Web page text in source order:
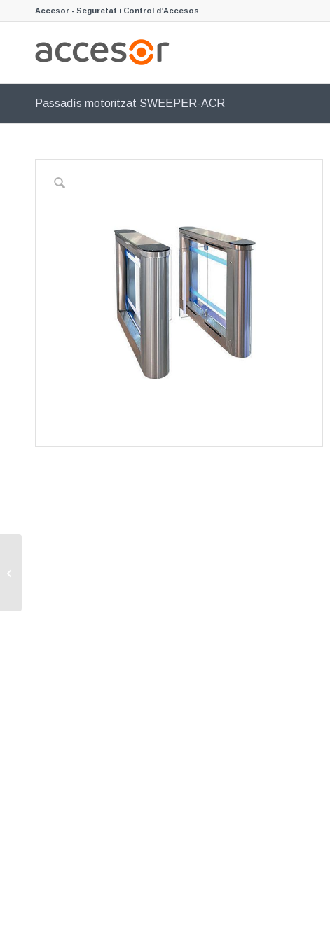
Accesor - Seguretat i Control d’Accesos
Passadís motoritzat SWEEPER-ACR